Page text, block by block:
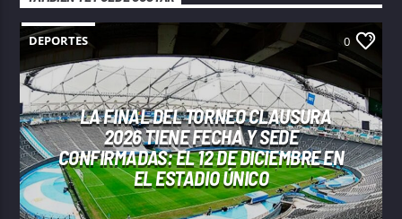
DEPORTES 0
LA FINAL DEL TORNEO CLAUSURA
2026 TIENE FECHA Y SEDE
CONFIRMADAS: EL 12 DE DICIEMBRE EN
EL ESTADIO ÚNICO